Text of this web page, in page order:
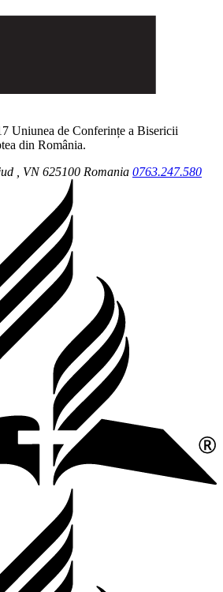
Uniunea de Conferințe a Bisericii
din România.
, VN 625100 Romania 0763.247.580